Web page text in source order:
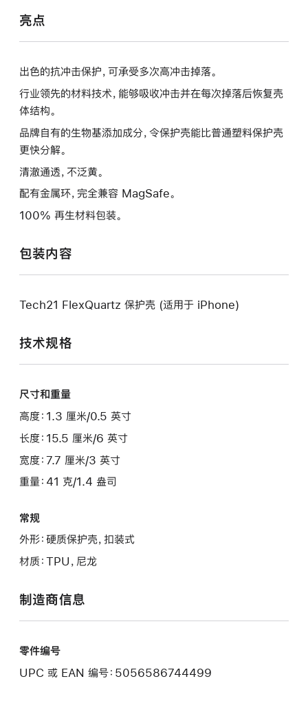
亮点
出色的抗冲击保护，可承受多次高冲击掉落。
行业领先的材料技术，能够吸收冲击并在每次掉落后恢复壳
体结构。
品牌自有的生物基添加成分，令保护壳能比普通塑料保护壳
更快分解。
清澈通透，不泛黄。
配有金属环，完全兼容 MagSafe。
100% 再生材料包装。
包装内容
Tech21 FlexQuartz 保护壳 (适用于 iPhone)
技术规格
尺寸和重量
高度：1.3 厘米/0.5 英寸
长度：15.5 厘米/6 英寸
宽度：7.7 厘米/3 英寸
重量：41 克/1.4 盎司
常规
外形：硬质保护壳，扣装式
材质：TPU，尼龙
制造商信息
零件编号
UPC 或 EAN 编号：5056586744499